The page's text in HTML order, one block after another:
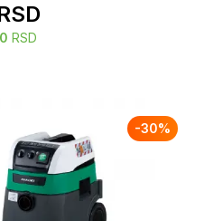
RSD
-30%